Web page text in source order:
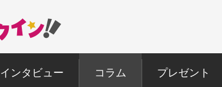
インタビュー コラム プレゼント